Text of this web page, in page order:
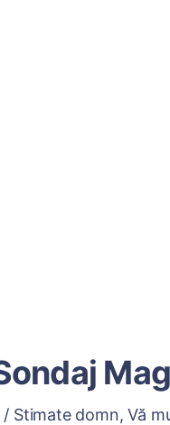
Stimate domn, Vă